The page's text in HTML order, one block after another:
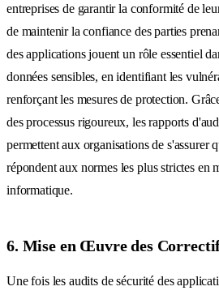
entreprises de garantir la conformité de
de maintenir la confiance des parties
des applications jouent un rôle essentiel
données sensibles, en identifiant les
renforçant les mesures de protection.
des processus rigoureux, les rapports
permettent aux organisations de s'assurer
répondent aux normes les plus strictes en
informatique.
6. Mise en Œuvre des
Une fois les audits de sécurité des